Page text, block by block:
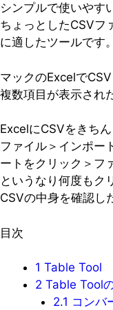
シンプルで使いやす
ちょっとしたCSVフ
に適したツールです。
マックのExcelで
複数項目が表示され
ExcelにCSVをきちん
ファイル＞インポー
ートをクリック＞フ
というなり何度もク
CSVの中身を確認し
目次
1 Table Tool
2 Table Tool
2.1 コンバ